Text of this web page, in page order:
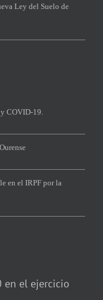
Ley del Suelo de
COVID-19.
en el IRPF por la
en el ejercicio